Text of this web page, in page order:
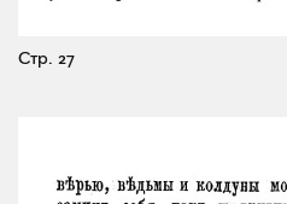
Стр. 27